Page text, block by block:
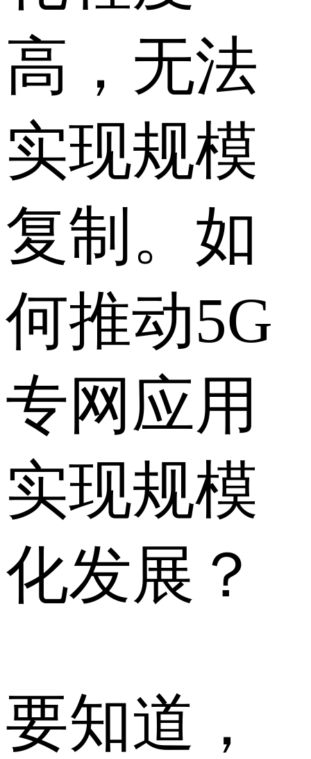
高，无法
实现规模
复制。如
何推动5G
专网应用
实现规模
化发展？
要知道，